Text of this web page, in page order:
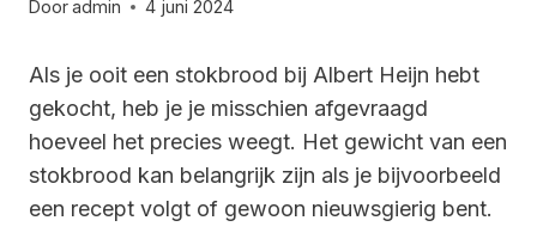
Dooradmin 4 juni 2024
Als je ooit een stokbrood bij Albert Heijn hebt
gekocht, heb je je misschien afgevraagd
hoeveel het precies weegt. Het gewicht van een
stokbrood kan belangrijk zijn als je bijvoorbeeld
een recept volgt of gewoon nieuwsgierig bent.